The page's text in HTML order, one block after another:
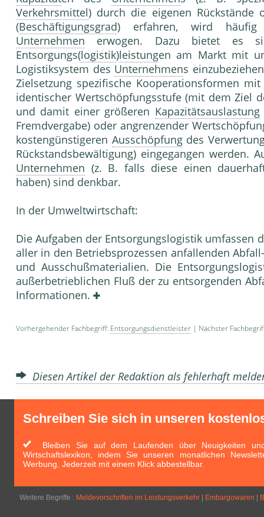
Verkehrsmittel) durch die eigenen Rückstände
(Beschäftigungsgrad) erfahren, wird häufig
Unternehmen erwogen. Dazu bietet es
Entsorgungs(logistik)leistungen am Markt mit
Logistiksystem des Unternehmens
Zielsetzung spezifische Kooperationsformen
identischer Wertschöpfungsstufe (mit dem Ziel
und damit einer größeren Kapazitätsauslastung
Fremdvergabe) oder angrenzender
kostengünstigeren Ausschöpfungdes
Rückstandsbewältigung) eingegangen werden.
Unternehmen (z. B. falls diese einen
haben) sind denkbar.
In der Umweltwirtschaft:
Die Aufgaben der Entsorgungslogistik umfassen
aller in den Betriebsprozessen anfallenden
und Ausschußmaterialien. Die
außerbetrieblichen Fluß der zu entsorgenden
Informationen.
Vorhergehender Fachbegriff: Entsorgungsdienstleister | Nächster
Diesen Artikel der Redaktion als fehlerhaft
Schreiben Sie sich in unseren
Bleiben Sie auf dem Laufenden über Neuigkeiten
Wirtschaftslexikon, indem Sie unseren monatlichen
Werbung. Jederzeit mit einem Klick abbestellbar.
Weitere Begriffe : Meldevorschriften im Leistungsverkehr Embargowaren